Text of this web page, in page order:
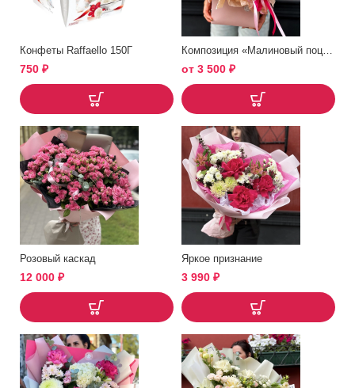
Конфеты Raffaello 150Г
750 ₽ от 3 500 ₽
Розовый каскад
12 000 ₽
Яркое признание
3 990 ₽